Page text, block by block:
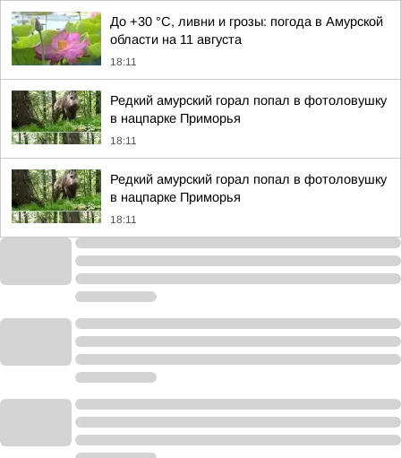
До +30 °C, ливни и грозы: погода в Амурской
области на 11 августа
18:11
Редкий амурский горал попал в фотоловушку
в нацпарке Приморья
18:11
Редкий амурский горал попал в фотоловушку
в нацпарке Приморья
18:11